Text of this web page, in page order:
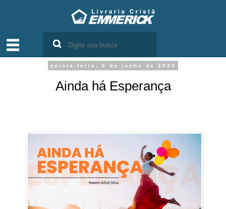
quinta-feira, 6 de junho de 2024
Ainda há Esperança